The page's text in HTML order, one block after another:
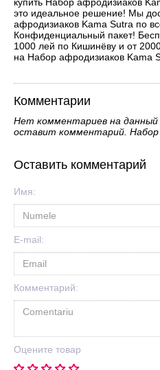
купить Набор афродизиаков
это идеальное решение! Мы
афродизиаков Kama Sutra по
Конфиденциальный пакет!
1000 лей по Кишинёву и от
на Набор афродизиаков Kama
Комментарии
Нет комментариев на
оставит комментарий. Набор
Оставить комментарий
Имя:
E-mail:
Комментарий:
Оцените товар